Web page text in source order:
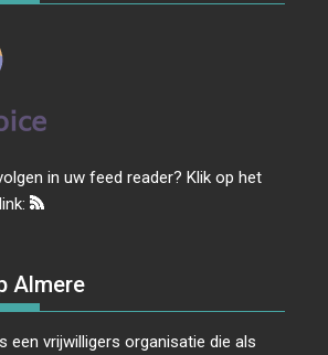
in uw feed reader? Klik op het
Almere
een vrijwilligers organisatie die als